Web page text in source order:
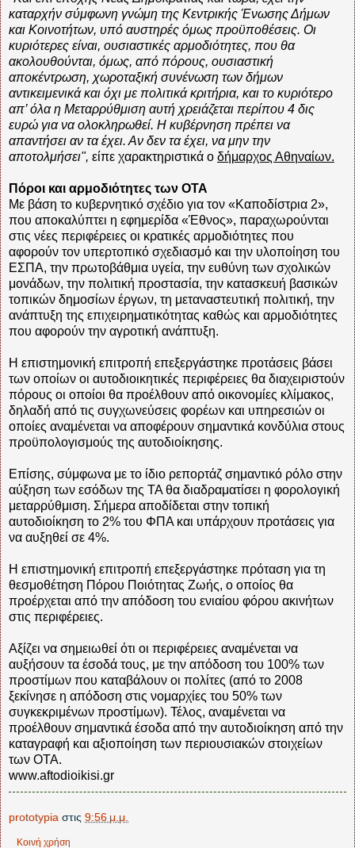
καταρχήν σύμφωνη γνώμη της Κεντρικής Ένωσης Δήμων
και Κοινοτήτων, υπό αυστηρές όμως προϋποθέσεις. Οι
κυριότερες είναι, ουσιαστικές αρμοδιότητες, που θα
ακολουθούνται, όμως, από πόρους, ουσιαστική
αποκέντρωση, χωροταξική συνένωση των δήμων
αντικειμενικά και όχι με πολιτικά κριτήρια, και το κυριότερο
απ’ όλα η Μεταρρύθμιση αυτή χρειάζεται περίπου 4 δις
ευρώ για να ολοκληρωθεί. Η κυβέρνηση πρέπει να
απαντήσει αν τα έχει. Αν δεν τα έχει, να μην την
αποτολμήσει", είπε χαρακτηριστικά ο δήμαρχος Αθηναίων.
Πόροι και αρμοδιότητες των OTA
Με βάση το κυβερνητικό σχέδιο για τον «Kαποδίστρια 2»,
που αποκαλύπτει η εφημερίδα «Έθνος», παραχωρούνται
στις νέες περιφέρειες οι κρατικές αρμοδιότητες που
αφορούν τον υπερτοπικό σχεδιασμό και την υλοποίηση του
EΣΠA, την πρωτοβάθμια υγεία, την ευθύνη των σχολικών
μονάδων, την πολιτική προστασία, την κατασκευή βασικών
τοπικών δημοσίων έργων, τη μεταναστευτική πολιτική, την
ανάπτυξη της επιχειρηματικότητας καθώς και αρμοδιότητες
που αφορούν την αγροτική ανάπτυξη.
H επιστημονική επιτροπή επεξεργάστηκε προτάσεις βάσει
των οποίων οι αυτοδιοικητικές περιφέρειες θα διαχειριστούν
πόρους οι οποίοι θα προέλθουν από οικονομίες κλίμακος,
δηλαδή από τις συγχωνεύσεις φορέων και υπηρεσιών οι
οποίες αναμένεται να αποφέρουν σημαντικά κονδύλια στους
προϋπολογισμούς της αυτοδιοίκησης.
Eπίσης, σύμφωνα με το ίδιο ρεπορτάζ σημαντικό ρόλο στην
αύξηση των εσόδων της TA θα διαδραματίσει η φορολογική
μεταρρύθμιση. Σήμερα αποδίδεται στην τοπική
αυτοδιοίκηση το 2% του ΦΠA και υπάρχουν προτάσεις για
να αυξηθεί σε 4%.
H επιστημονική επιτροπή επεξεργάστηκε πρόταση για τη
θεσμοθέτηση Πόρου Ποιότητας Zωής, ο οποίος θα
προέρχεται από την απόδοση του ενιαίου φόρου ακινήτων
στις περιφέρειες.
Aξίζει να σημειωθεί ότι οι περιφέρειες αναμένεται να
αυξήσουν τα έσοδά τους, με την απόδοση του 100% των
προστίμων που καταβάλουν οι πολίτες (από το 2008
ξεκίνησε η απόδοση στις νομαρχίες του 50% των
συγκεκριμένων προστίμων). Τέλος, αναμένεται να
προέλθουν σημαντικά έσοδα από την αυτοδιοίκηση από την
καταγραφή και αξιοποίηση των περιουσιακών στοιχείων
των OTA.
www.aftodioikisi.gr
prototypia στις 9:56 μ.μ.
Κοινή χρήση